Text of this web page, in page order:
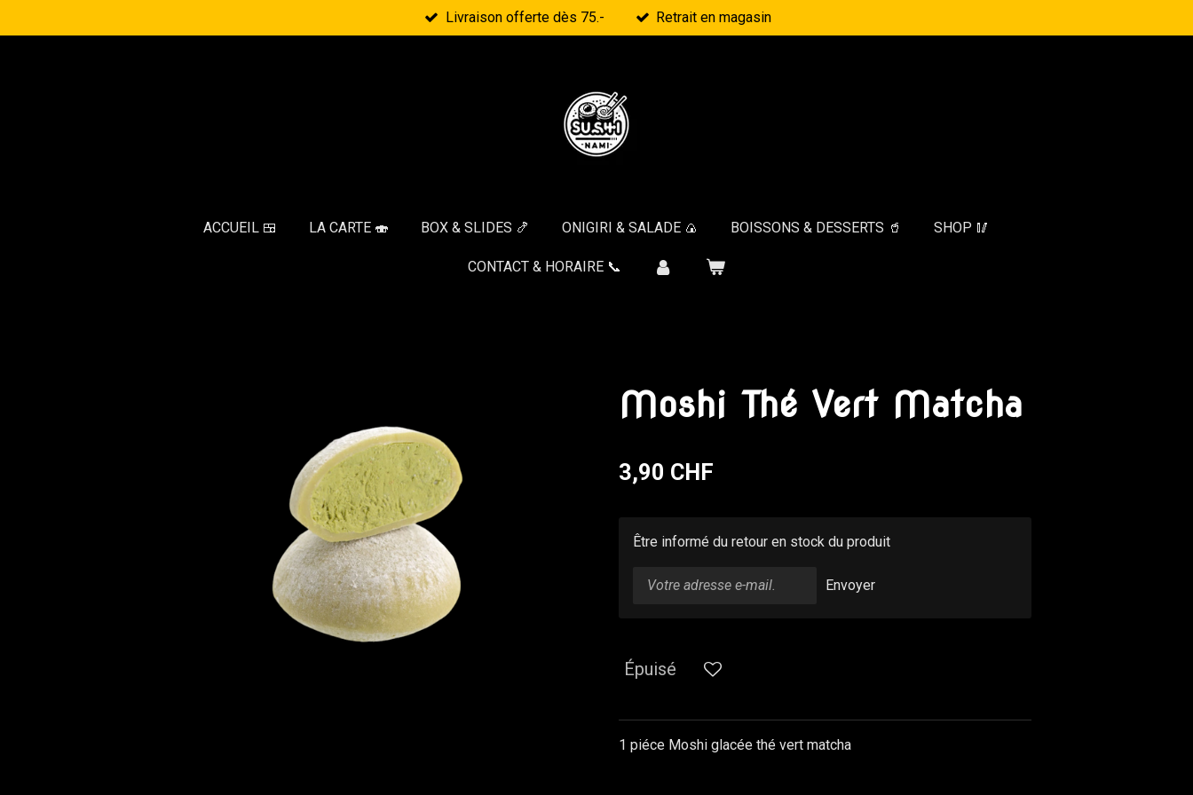
au
Livraison offerte dès 75.- Retrait en magasin
ACCUEIL 🍱 LA CARTE 🍣 BOX & SLIDES 🍤 ONIGIRI & SALADE 🍙 BOISSONS & DESSERTS 🥤 SHOP 🥢
CONTACT & HORAIRE 📞
Moshi Thé Vert Matcha
3,90 CHF
Être informé du retour en stock du produit
Envoyer
Épuisé
1 piéce Moshi glacée thé vert matcha